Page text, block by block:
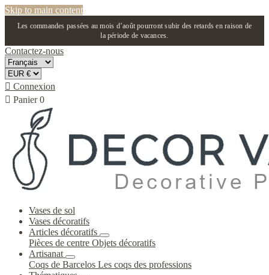
Skip to main content
Les commandes passées au mois d’août pourront subir des retards en raison de
la période de vacances.
Contactez-nous
 Connexion
 Panier 0
Vases de sol
Vases décoratifs
Articles décoratifs
Pièces de centre Objets décoratifs
Artisanat
Coqs de Barcelos Les coqs des professions